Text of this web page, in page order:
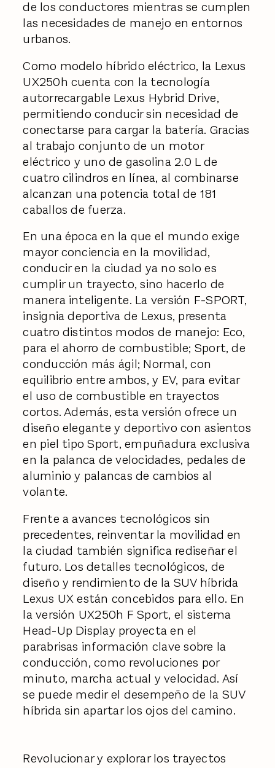
de los conductores mientras se cumplen
las necesidades de manejo en entornos
urbanos.
Como modelo híbrido eléctrico, la Lexus
UX250h cuenta con la tecnología
autorrecargable Lexus Hybrid Drive,
permitiendo conducir sin necesidad de
conectarse para cargar la batería. Gracias
al trabajo conjunto de un motor
eléctrico y uno de gasolina 2.0 L de
cuatro cilindros en línea, al combinarse
alcanzan una potencia total de 181
caballos de fuerza.
En una época en la que el mundo exige
mayor conciencia en la movilidad,
conducir en la ciudad ya no solo es
cumplir un trayecto, sino hacerlo de
manera inteligente. La versión F-SPORT,
insignia deportiva de Lexus, presenta
cuatro distintos modos de manejo: Eco,
para el ahorro de combustible; Sport, de
conducción más ágil; Normal, con
equilibrio entre ambos, y EV, para evitar
el uso de combustible en trayectos
cortos. Además, esta versión ofrece un
diseño elegante y deportivo con asientos
en piel tipo Sport, empuñadura exclusiva
en la palanca de velocidades, pedales de
aluminio y palancas de cambios al
volante.
Frente a avances tecnológicos sin
precedentes, reinventar la movilidad en
la ciudad también significa rediseñar el
futuro. Los detalles tecnológicos, de
diseño y rendimiento de la SUV híbrida
Lexus UX están concebidos para ello. En
la versión UX250h F Sport, el sistema
Head-Up Display proyecta en el
parabrisas información clave sobre la
conducción, como revoluciones por
minuto, marcha actual y velocidad. Así
se puede medir el desempeño de la SUV
híbrida sin apartar los ojos del camino.
Revolucionar y explorar los trayectos